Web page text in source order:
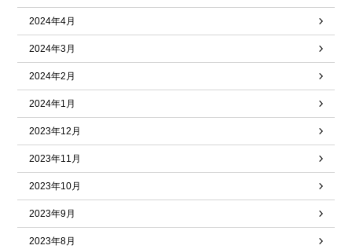
2024年4月
2024年3月
2024年2月
2024年1月
2023年12月
2023年11月
2023年10月
2023年9月
2023年8月